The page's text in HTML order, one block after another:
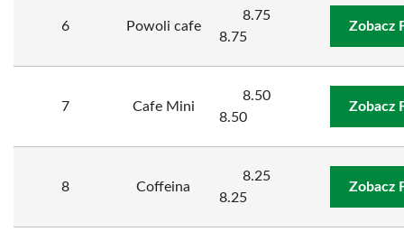
6 Powoli cafe
8.75
8.75
Zobacz
7 Cafе Міni
8.50
8.50
Zobacz
8 Coffeina
8.25
8.25
Zobacz